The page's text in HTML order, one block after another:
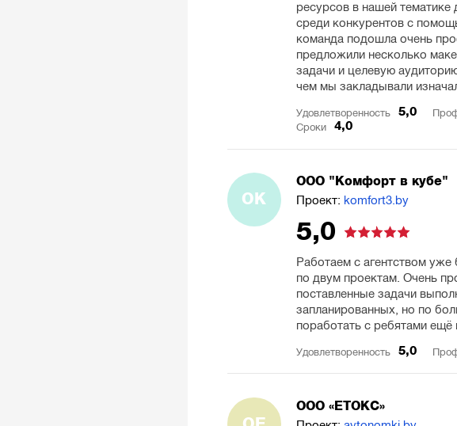
ресурсов в нашей тематике
среди конкурентов с
команда подошла очень
предложили несколько
задачи и целевую
чем мы закладывали
Удовлетворенность 5,0
Сроки 4,0
ОК
ООО "Комфорт в кубе"
Проект: komfort3.by
5,0
Работаем с агентством
по двум проектам. Очень
поставленные задачи
запланированных, но по
поработать с ребятами ещё
Удовлетворенность 5,0
ООО «ЕТОКС»